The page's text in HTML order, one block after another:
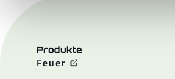
Produkte
Feuer